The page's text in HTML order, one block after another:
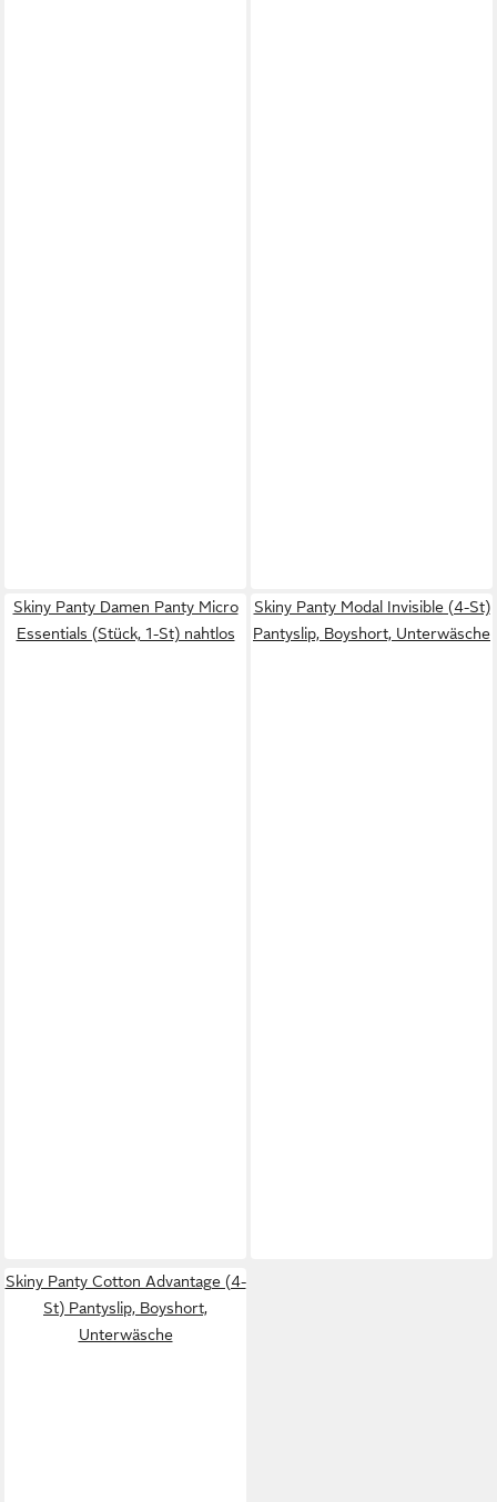
Skiny Panty Damen Panty Micro
Essentials (Stück, 1-St) nahtlos
Skiny Panty Modal Invisible (4-St)
Pantyslip, Boyshort, Unterwäsche
Skiny Panty Cotton Advantage (4-
St) Pantyslip, Boyshort,
Unterwäsche